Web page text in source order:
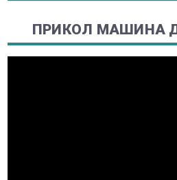
ПРИКОЛ МАШИНА